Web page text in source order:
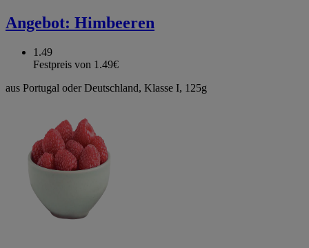
Angebot: Himbeeren
1.49
Festpreis von 1.49€
aus Portugal oder Deutschland, Klasse I, 125g